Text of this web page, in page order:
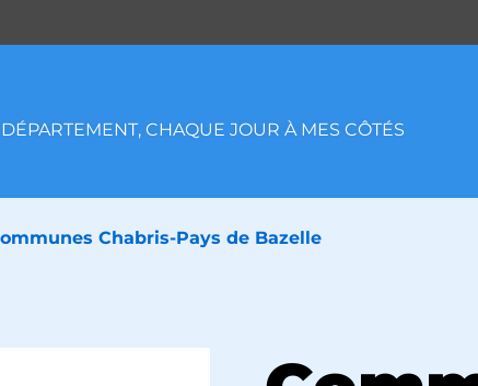
CHAQUE JOUR À MES CÔTÉS
Chabris-Pays de Bazelle